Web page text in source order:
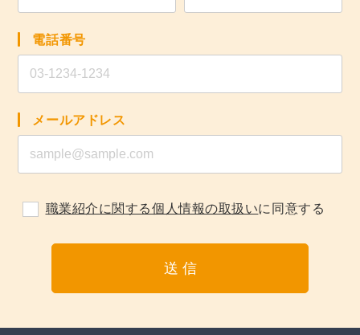
電話番号
メールアドレス
職業紹介に関する個人情報の取扱いに同意する